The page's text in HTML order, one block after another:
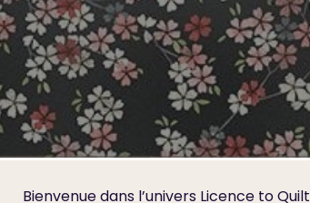
Bienvenue dans l’univers Licence to Quilt